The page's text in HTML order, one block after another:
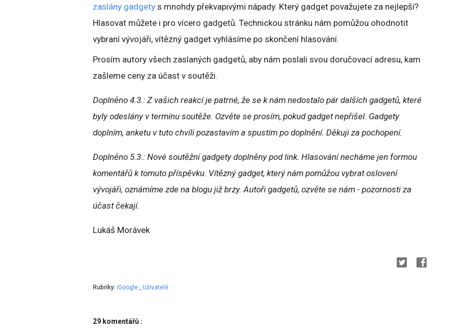
zaslány gadgety s mnohdy překvapivými nápady. Který gadget považujete za nejlepší?
Hlasovat můžete i pro vícero gadgetů. Technickou stránku nám pomůžou ohodnotit
vybraní vývojáři, vítězný gadget vyhlásíme po skončení hlasování.
Prosím autory všech zaslaných gadgetů, aby nám poslali svou doručovací adresu, kam
zašleme ceny za účast v soutěži.
Doplněno 4.3.: Z vašich reakcí je patrné, že se k nám nedostalo pár dalších gadgetů, které
byly odeslány v termínu soutěže. Ozvěte se prosím, pokud gadget nepřišel. Gadgety
doplním, anketu v tuto chvíli pozastavím a spustím po doplnění. Děkuji za pochopení.
Doplněno 5.3.: Nové soutěžní gadgety doplněny pod link. Hlasování necháme jen formou
komentářů k tomuto příspěvku. Vítězný gadget, který nám pomůžou vybrat oslovení
vývojáři, oznámíme zde na blogu již brzy. Autoři gadgetů, ozvěte se nám - pozornosti za
účast čekají.
Lukáš Morávek
Rubriky: iGoogle , Uživatelé
29 komentářů :